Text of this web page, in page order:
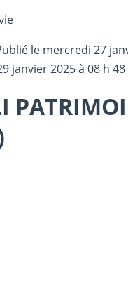
le mercredi 27
janvier 2025 à 08 h 48